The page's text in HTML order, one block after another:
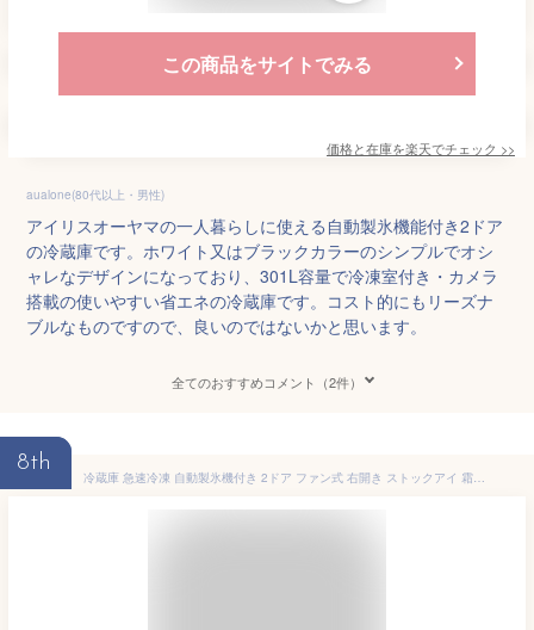
この商品をサイトでみる
価格と在庫を楽天でチェック >>
aualone(80代以上・男性)
アイリスオーヤマの一人暮らしに使える自動製氷機能付き2ドア
の冷蔵庫です。ホワイト又はブラックカラーのシンプルでオシ
ャレなデザインになっており、301L容量で冷凍室付き・カメラ
搭載の使いやすい省エネの冷蔵庫です。コスト的にもリーズナ
ブルなものですので、良いのではないかと思います。
全てのおすすめコメント（2件）
8th
冷蔵庫 急速冷凍 自動製氷機付き 2ドア ファン式 右開き ストックアイ 霜取り不要 大型 スリム 大容量 省エネ 節電 STOCKEYE カメラ付き 301L ホワイト ブラック IRSN-IC30B 【HS】 [安心延長保証対象][2603SI]